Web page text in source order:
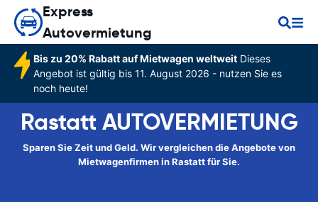
Express
Autovermietung
Bis zu 20% Rabatt auf Mietwagen weltweitDieses
Angebot ist gültig bis 11. August 2026 - nutzen Sie es
noch heute!
Rastatt AUTOVERMIETUNG
Sparen Sie Zeit und Geld. Wir vergleichen die Angebote von
Mietwagenfirmen in Rastatt für Sie.